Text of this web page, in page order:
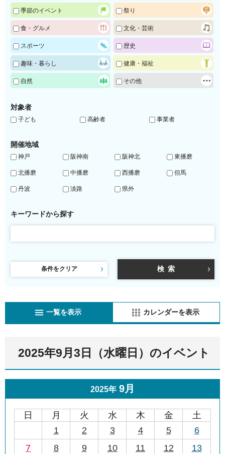
季節のイベント 祭り
食・グルメ 文化・芸術
スポーツ 歴史
趣味・暮らし 健康・福祉
自然 その他
対象者
子ども 高齢者 事業者
開催地域
神戸 阪神南 阪神北 東播磨
北播磨 中播磨 西播磨 但馬
丹波 淡路 県外
キーワードから探す
条件をクリア
一覧を表示 カレンダーを表示
2025年9月3日（水曜日）のイベント
2025年 9月
日 月 火 水 木 金
土
1
2 3 4 5
6
7
8 9 10 11 12
13